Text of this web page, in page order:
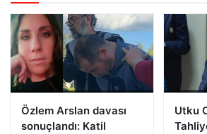
Özlem Arslan davası
sonuçlandı: Katil
Utku